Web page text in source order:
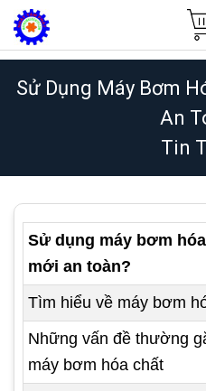
Sử Dụng Máy Bơm
An
Tin
Sử dụng máy bơm
mới an toàn?
Tìm hiểu về máy bơm
Những vấn đề thường
máy bơm hóa chất